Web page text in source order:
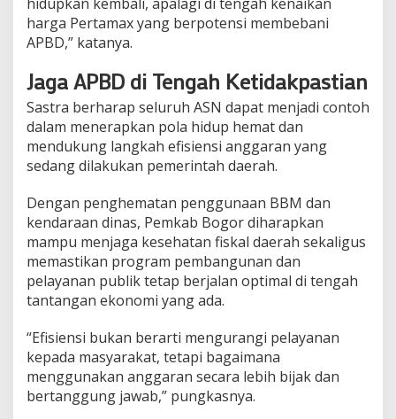
harga Pertamax yang berpotensi membebani
APBD,” katanya.
Jaga APBD di Tengah Ketidakpastian
Sastra berharap seluruh ASN dapat menjadi contoh
dalam menerapkan pola hidup hemat dan
mendukung langkah efisiensi anggaran yang
sedang dilakukan pemerintah daerah.
Dengan penghematan penggunaan BBM dan
kendaraan dinas, Pemkab Bogor diharapkan
mampu menjaga kesehatan fiskal daerah sekaligus
memastikan program pembangunan dan
pelayanan publik tetap berjalan optimal di tengah
tantangan ekonomi yang ada.
“Efisiensi bukan berarti mengurangi pelayanan
kepada masyarakat, tetapi bagaimana
menggunakan anggaran secara lebih bijak dan
bertanggung jawab,” pungkasnya.